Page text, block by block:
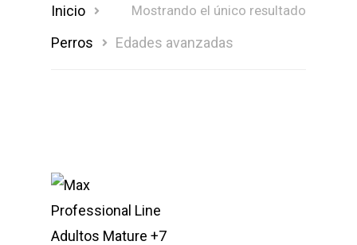
Mostrando el único resultado
Inicio
Perros
Edades avanzadas